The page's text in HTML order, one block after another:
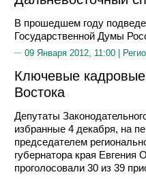
В прошедшем году
Государственной Думы
09 Января 2012, 11:00 |
Ключевые
Востока
Депутаты
избранные 4 декабря, на
председателем
губернатора края
проголосовали 30 из 39